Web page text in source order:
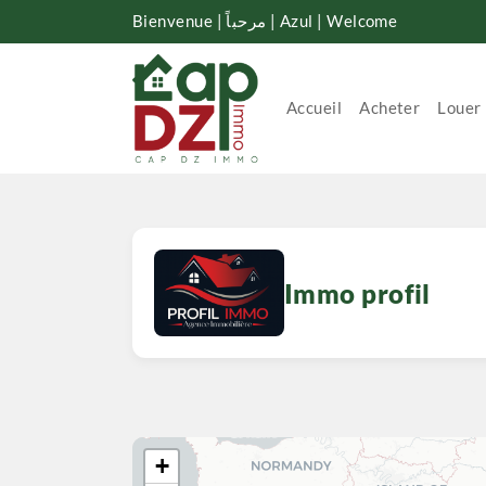
Bienvenue | مرحباً | Azul | Welcome
Accueil Acheter Louer
Immo profil
+